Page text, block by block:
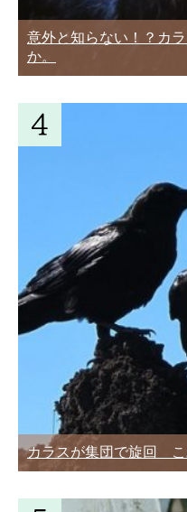
意外と知らない！？カ
か。
カラスが集団で旋回 こ